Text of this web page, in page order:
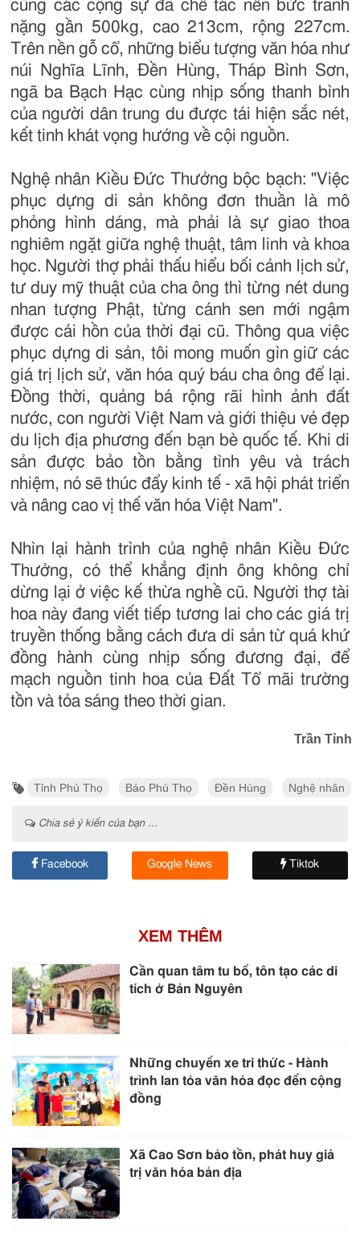
cùng các cộng sự đã chế tác nên bức tranh
nặng gần 500kg, cao 213cm, rộng 227cm.
Trên nền gỗ cổ, những biểu tượng văn hóa như
núi Nghĩa Lĩnh, Đền Hùng, Tháp Bình Sơn,
ngã ba Bạch Hạc cùng nhịp sống thanh bình
của người dân trung du được tái hiện sắc nét,
kết tinh khát vọng hướng về cội nguồn.
Nghệ nhân Kiều Đức Thưởng bộc bạch: "Việc
phục dựng di sản không đơn thuần là mô
phỏng hình dáng, mà phải là sự giao thoa
nghiêm ngặt giữa nghệ thuật, tâm linh và khoa
học. Người thợ phải thấu hiểu bối cảnh lịch sử,
tư duy mỹ thuật của cha ông thì từng nét dung
nhan tượng Phật, từng cánh sen mới ngậm
được cái hồn của thời đại cũ. Thông qua việc
phục dựng di sản, tôi mong muốn gìn giữ các
giá trị lịch sử, văn hóa quý báu cha ông để lại.
Đồng thời, quảng bá rộng rãi hình ảnh đất
nước, con người Việt Nam và giới thiệu vẻ đẹp
du lịch địa phương đến bạn bè quốc tế. Khi di
sản được bảo tồn bằng tình yêu và trách
nhiệm, nó sẽ thúc đẩy kinh tế - xã hội phát triển
và nâng cao vị thế văn hóa Việt Nam".
Nhìn lại hành trình của nghệ nhân Kiều Đức
Thưởng, có thể khẳng định ông không chỉ
dừng lại ở việc kế thừa nghề cũ. Người thợ tài
hoa này đang viết tiếp tương lai cho các giá trị
truyền thống bằng cách đưa di sản từ quá khứ
đồng hành cùng nhịp sống đương đại, để
mạch nguồn tinh hoa của Đất Tổ mãi trường
tồn và tỏa sáng theo thời gian.
Trần Tỉnh
Tỉnh Phú Thọ Báo Phú Thọ Đền Hùng Nghệ nhân
Chia sẻ ý kiến của bạn ...
Facebook Google News Tiktok
XEM THÊM
Cần quan tâm tu bổ, tôn tạo các di
tích ở Bản Nguyên
Những chuyến xe tri thức - Hành
trình lan tỏa văn hóa đọc đến cộng
đồng
Xã Cao Sơn bảo tồn, phát huy giá
trị văn hóa bản địa